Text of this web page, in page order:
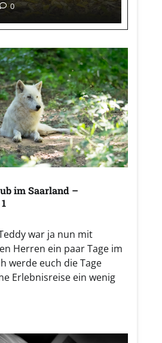
0
im Saarland –
war ja nun mit
Herren ein paar Tage im
werde euch die Tage
Erlebnisreise ein wenig